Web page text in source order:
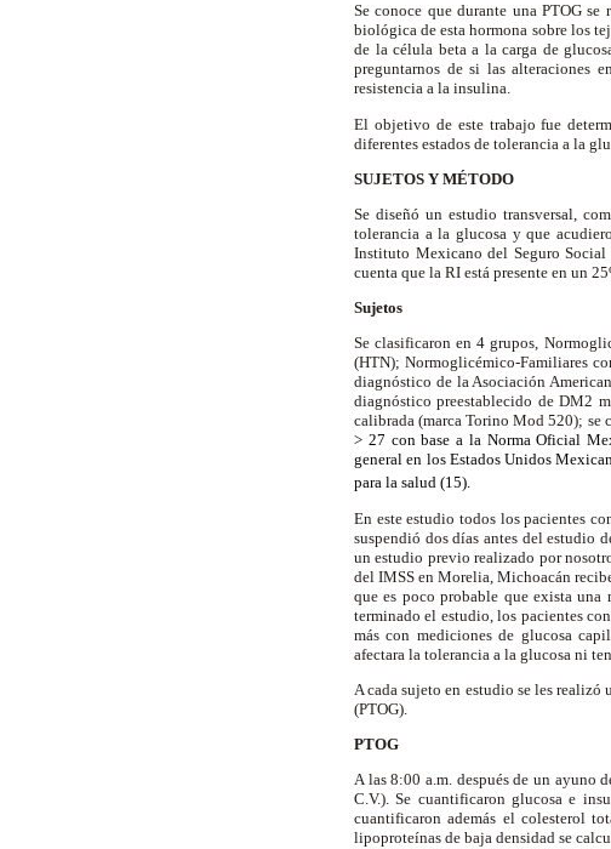
Se conoce que durante una PTOG
biológica de esta hormona sobre los
de la célula beta a la carga de
preguntarnos de si las alteraciones
resistencia a la insulina.
El objetivo de este trabajo fue
diferentes estados de tolerancia a la
SUJETOS Y MÉTODO
Se diseñó un estudio transversal,
tolerancia a la glucosa y que
Instituto Mexicano del Seguro Social
cuenta que la RI está presente en un
Sujetos
Se clasificaron en 4 grupos,
(HTN); Normoglicémico-Familiares
diagnóstico de la Asociación
diagnóstico preestablecido de DM2
calibrada (marca Torino Mod 520); se
> 27 con base a la Norma Oficial
general en los Estados Unidos
para la salud (15).
En este estudio todos los pacientes
suspendió dos días antes del estudio
un estudio previo realizado por
del IMSS en Morelia, Michoacán
que es poco probable que exista
terminado el estudio, los pacientes
más con mediciones de glucosa
afectara la tolerancia a la glucosa ni
A cada sujeto en estudio se les
(PTOG).
PTOG
A las 8:00 a.m. después de un ayuno
C.V.). Se cuantificaron glucosa e
cuantificaron además el colesterol
lipoproteínas de baja densidad se